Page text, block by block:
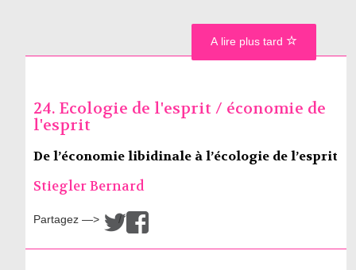
24. Ecologie de l'esprit / économie de
l'esprit
De l’économie libidinale à l’écologie de l’esprit
Stiegler Bernard
Partagez —> /
A lire plus tard